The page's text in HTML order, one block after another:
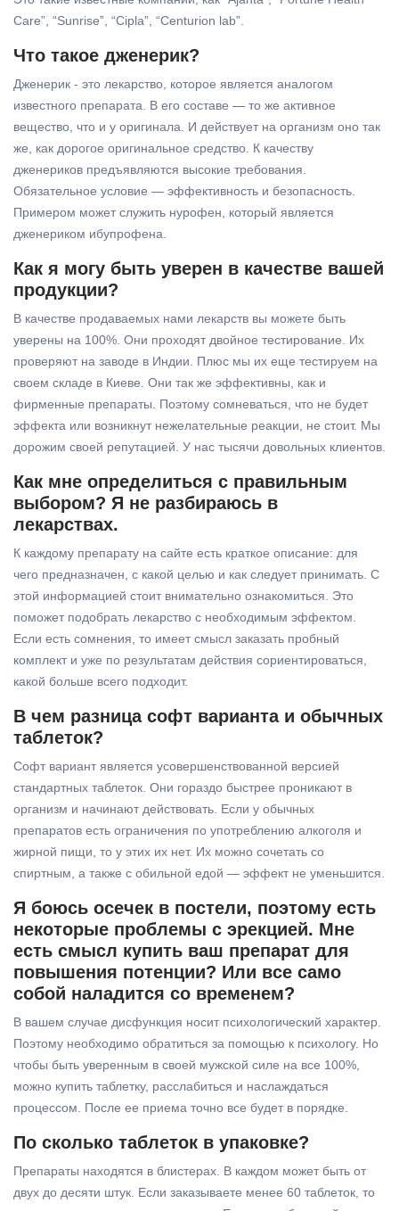
Care”, “Sunrise”, “Cipla”, “Centurion lab”.
Что такое дженерик?
Дженерик - это лекарство, которое является аналогом
известного препарата. В его составе — то же активное
вещество, что и у оригинала. И действует на организм оно так
же, как дорогое оригинальное средство. К качеству
дженериков предъявляются высокие требования.
Обязательное условие — эффективность и безопасность.
Примером может служить нурофен, который является
дженериком ибупрофена.
Как я могу быть уверен в качестве вашей
продукции?
В качестве продаваемых нами лекарств вы можете быть
уверены на 100%. Они проходят двойное тестирование. Их
проверяют на заводе в Индии. Плюс мы их еще тестируем на
своем складе в Киеве. Они так же эффективны, как и
фирменные препараты. Поэтому сомневаться, что не будет
эффекта или возникнут нежелательные реакции, не стоит. Мы
дорожим своей репутацией. У нас тысячи довольных клиентов.
Как мне определиться с правильным
выбором? Я не разбираюсь в
лекарствах.
К каждому препарату на сайте есть краткое описание: для
чего предназначен, с какой целью и как следует принимать. С
этой информацией стоит внимательно ознакомиться. Это
поможет подобрать лекарство с необходимым эффектом.
Если есть сомнения, то имеет смысл заказать пробный
комплект и уже по результатам действия сориентироваться,
какой больше всего подходит.
В чем разница софт варианта и обычных
таблеток?
Софт вариант является усовершенствованной версией
стандартных таблеток. Они гораздо быстрее проникают в
организм и начинают действовать. Если у обычных
препаратов есть ограничения по употреблению алкоголя и
жирной пищи, то у этих их нет. Их можно сочетать со
спиртным, а также с обильной едой — эффект не уменьшится.
Я боюсь осечек в постели, поэтому есть
некоторые проблемы с эрекцией. Мне
есть смысл купить ваш препарат для
повышения потенции? Или все само
собой наладится со временем?
В вашем случае дисфункция носит психологический характер.
Поэтому необходимо обратиться за помощью к психологу. Но
чтобы быть уверенным в своей мужской силе на все 100%,
можно купить таблетку, расслабиться и наслаждаться
процессом. После ее приема точно все будет в порядке.
По сколько таблеток в упаковке?
Препараты находятся в блистерах. В каждом может быть от
двух до десяти штук. Если заказываете менее 60 таблеток, то